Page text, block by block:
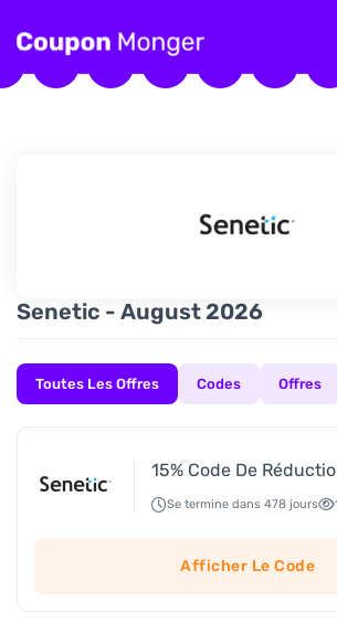
Senetic - August 2026
Toutes Les Offres Codes Offres
15% Code De
Se termine dans 478 jours
Afficher Le Code